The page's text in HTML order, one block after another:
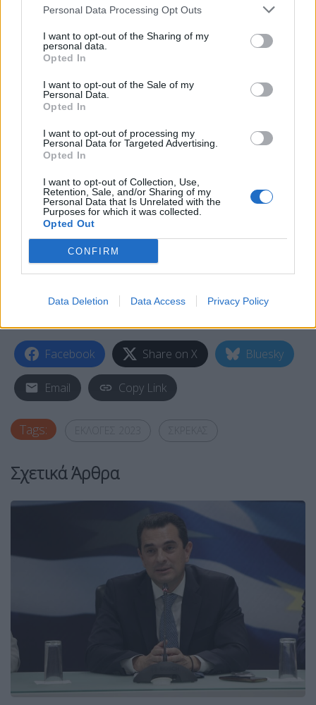
Personal Data Processing Opt Outs
I want to opt-out of the Sharing of my
personal data.
Opted In
I want to opt-out of the Sale of my
Personal Data.
Opted In
I want to opt-out of processing my
Personal Data for Targeted Advertising.
Opted In
I want to opt-out of Collection, Use,
Retention, Sale, and/or Sharing of my
Personal Data that Is Unrelated with the
Purposes for which it was collected.
Opted Out
CONFIRM
Data Deletion Data Access Privacy Policy
τελικά ότι έπρεπε και η συνεργασία με την τοπική
αυτοδιοίκηση να είναι πάρα πολύ καλή ώστε να
μπορέσουμε να ανταποκριθούμε στα προβλήματα
κρίσεις» είπε ο κ. Σκρέκας.
επίπεδο, με αυτό θα συνεργαστούμε εμείς ως
κυβέρνηση. Νομίζω ότι αυτό είναι αυτονόητο.
Στηρίζουμε συγκεκριμένους ανθρώπους που
έχουν μέχρι τώρα επιβεβαιώσει και αποδείξει την
αποτελεσματικότητά τους. Δεν προέρχονται από
τη Νέα Δημοκρατία. Υπάρχουν άνθρωποι που
προέρχονται από κόμματα όπως το ΠΑΣΟΚ, είτε
από κόμματα της ευρύτερης Κεντροαριστεράς.
Άρα σε αυτό το πλαίσιο θα κινηθούμε και μετά τις
Facebook Share on X Bluesky
Email Copy Link
Tags:
Σχετικά Άρθρα